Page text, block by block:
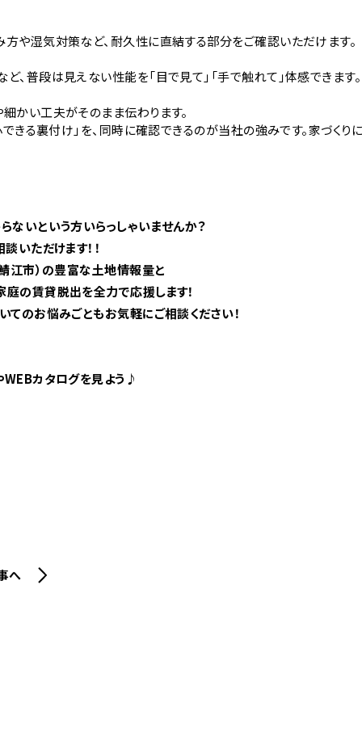
や湿気対策など、耐久性に直結する部分をご確認いただけます。
普段は見えない性能を「目で見て」「手で触れて」体感できます。
かい工夫がそのまま伝わります。
できる裏付け」を、同時に確認できるのが当社の強みです。家づ
ないという方いらっしゃいませんか？
いただけます！！
江市）の豊富な土地情報量と
の賃貸脱出を全力で応援します！
のお悩みごともお気軽にご相談ください！
カタログを見よう♪
へ